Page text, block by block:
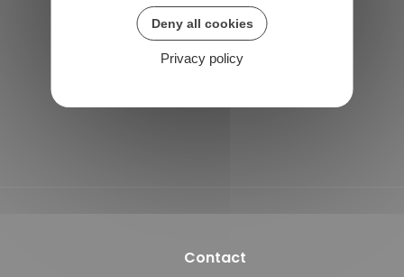
Samedi : 10h00 - 12h30
Nous suivre
Facebook
Contact
Deny all cookies
Privacy policy